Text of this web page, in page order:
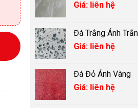
Giá: liên hệ
Đá Trắng Ánh
Giá: liên hệ
Đá Đỏ Ánh Vàng
Giá: liên hệ